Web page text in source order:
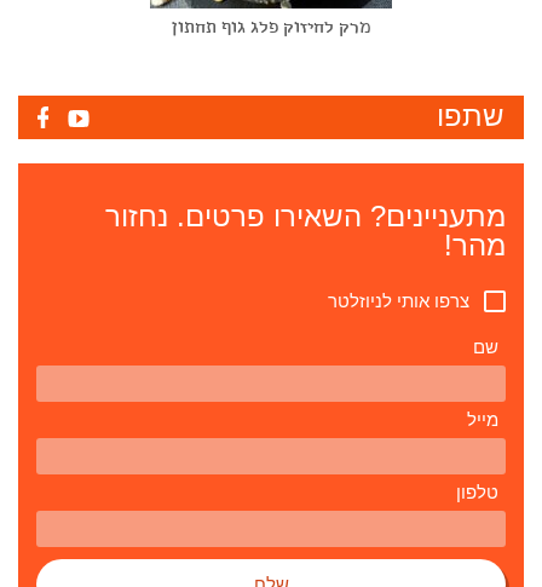
מרק לחיזוק פלג גוף תחתון
שתפו
מתעניינים? השאירו פרטים. נחזור
מהר!
צרפו אותי לניוזלטר
שם
מייל
טלפון